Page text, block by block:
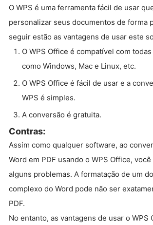
O WPS é uma ferramenta fácil de usar
personalizar seus documentos de forma
seguir estão as vantagens de usar este
O WPS Office é compatível com
como Windows, Mac e Linux, etc.
O WPS Office é fácil de usar e a
WPS é simples.
A conversão é gratuita.
Contras:
Assim como qualquer software, ao
Word em PDF usando o WPS Office,
alguns problemas. A formatação de um
complexo do Word pode não ser
PDF.
No entanto, as vantagens de usar o WPS